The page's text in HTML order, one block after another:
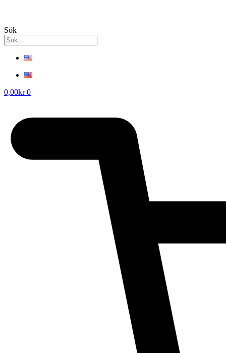
Sök
0,00kr 0